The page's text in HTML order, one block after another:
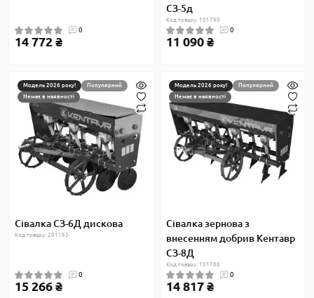
0
14 772 ₴
СЗ-5д
Код товару: 101780
0
11 090 ₴
Модель 2026 року!
Популярний
Немає в наявності
Сівалка СЗ-6Д дискова
Код товару: 201163
0
15 266 ₴
Модель 2026 року!
Популярний
Немає в наявності
Сівалка зернова з
внесенням добрив Кентавр
СЗ-8Д
Код товару: 101786
0
14 817 ₴